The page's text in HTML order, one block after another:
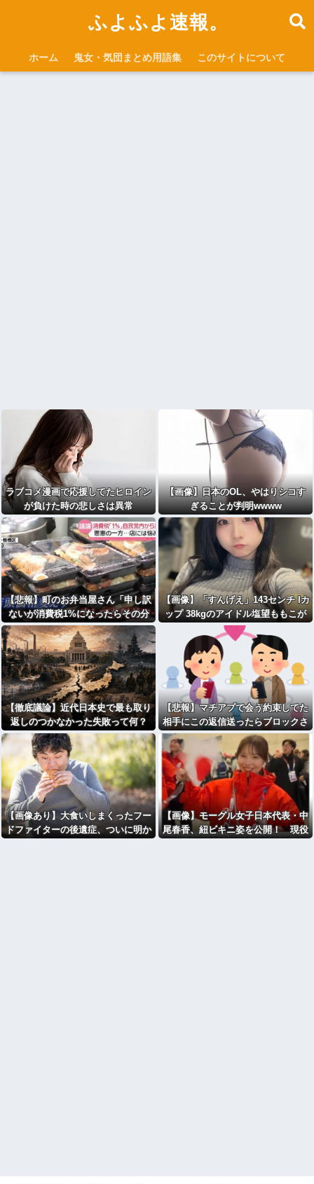
ふよふよ速報。
ホーム 鬼女・気団まとめ用語集 このサイトについて
ラブコメ漫画で応援してたヒロイン
が負けた時の悲しさは異常
【画像】日本のOL、やはりシコす
ぎることが判明wwww
【悲報】町のお弁当屋さん「申し訳
ないが消費税1%になったらその分
商品代を値上げするわ」
【画像】「すんげえ」143センチ Iカ
ップ 38kgのアイドル塩望ももこが
話題にｗｗｗｗｗ
【徹底議論】近代日本史で最も取り
返しのつかなかった失敗って何？
【悲報】マチアプで会う約束してた
相手にこの返信送ったらブロックさ
れたんやが
【画像あり】大食いしまくったフー
ドファイターの後遺症、ついに明か
【画像】モーグル女子日本代表・中
尾春香、紐ビキニ姿を公開！ 現役